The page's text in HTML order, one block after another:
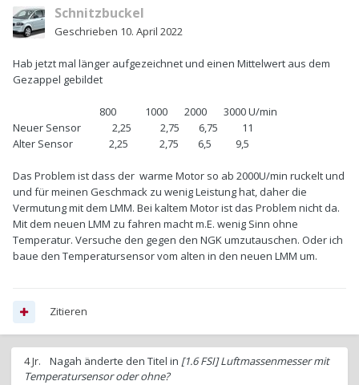
Schnitzbuckel
Geschrieben 10. April 2022
Hab jetzt mal länger aufgezeichnet und einen Mittelwert aus dem
Gezappel gebildet
800 1000 2000 3000 U/min
Neuer Sensor 2,25 2,75 6,75 11
Alter Sensor 2,25 2,75 6,5 9,5
Das Problem ist dass der warme Motor so ab 2000U/min ruckelt und
und für meinen Geschmack zu wenig Leistung hat, daher die
Vermutung mit dem LMM. Bei kaltem Motor ist das Problem nicht da.
Mit dem neuen LMM zu fahren macht m.E. wenig Sinn ohne
Temperatur. Versuche den gegen den NGK umzutauschen. Oder ich
baue den Temperatursensor vom alten in den neuen LMM um.
Zitieren
4 Jr. Nagah änderte den Titel in [1.6 FSI] Luftmassenmesser mit
Temperatursensor oder ohne?